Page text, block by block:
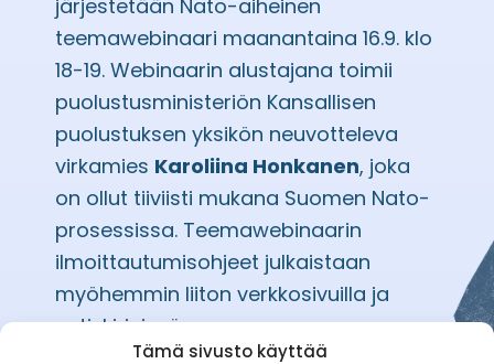
Tämä sivusto käyttää
järjestetään Nato-aiheinen
teemawebinaari maanantaina 16.9. klo
18-19. Webinaarin alustajana toimii
puolustusministeriön Kansallisen
puolustuksen yksikön neuvotteleva
virkamies Karoliina Honkanen, joka
on ollut tiiviisti mukana Suomen Nato-
prosessissa. Teemawebinaarin
ilmoittautumisohjeet julkaistaan
myöhemmin liiton verkkosivuilla ja
uutiskirjeissä.